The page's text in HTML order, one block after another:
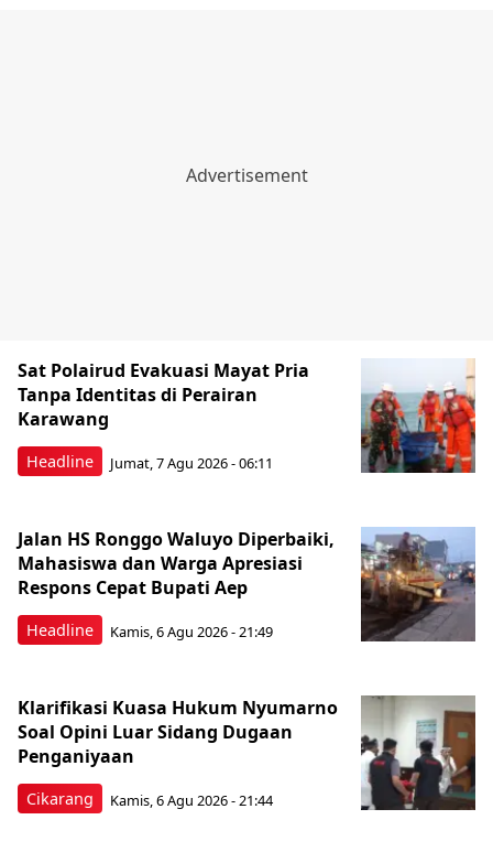
Headline
Sat Polairud Evakuasi Mayat Pria
Tanpa Identitas di Perairan
Karawang
Jumat, 7 Agu 2026 - 06:11
Headline
Jalan HS Ronggo Waluyo Diperbaiki,
Mahasiswa dan Warga Apresiasi
Respons Cepat Bupati Aep
Kamis, 6 Agu 2026 - 21:49
Cikarang
Klarifikasi Kuasa Hukum Nyumarno
Soal Opini Luar Sidang Dugaan
Penganiyaan
Kamis, 6 Agu 2026 - 21:44